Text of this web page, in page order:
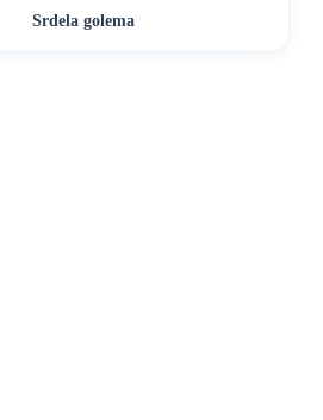
Srdela golema